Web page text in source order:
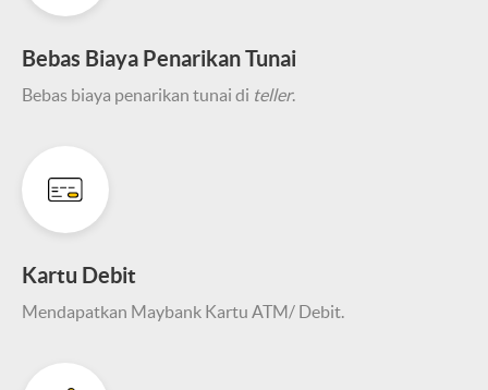
Bebas Biaya Penarikan Tunai
Bebas biaya penarikan tunai di teller.
Kartu Debit
Mendapatkan Maybank Kartu ATM/ Debit.